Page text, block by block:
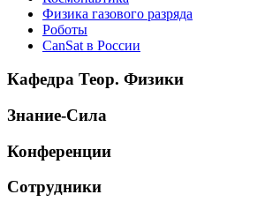
Физика газового разряда
Роботы
CanSat в России
Кафедра Теор. Физики
Знание-Сила
Конференции
Сотрудники